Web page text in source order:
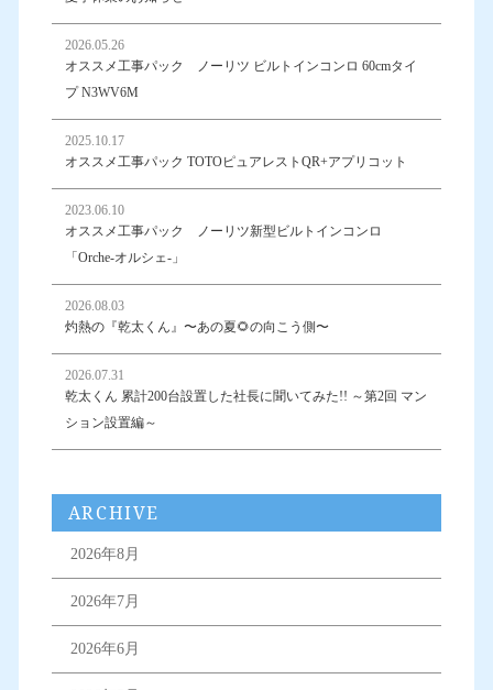
2026.05.26
オススメ工事パック ノーリツ ビルトインコンロ 60cmタイ
プ N3WV6M
2025.10.17
オススメ工事パック TOTOピュアレストQR+アプリコット
2023.06.10
オススメ工事パック ノーリツ新型ビルトインコンロ
「Orche-オルシェ-」
2026.08.03
灼熱の『乾太くん』〜あの夏🌻の向こう側〜
2026.07.31
乾太くん 累計200台設置した社長に聞いてみた!! ～第2回 マン
ション設置編～
ARCHIVE
2026年8月
2026年7月
2026年6月